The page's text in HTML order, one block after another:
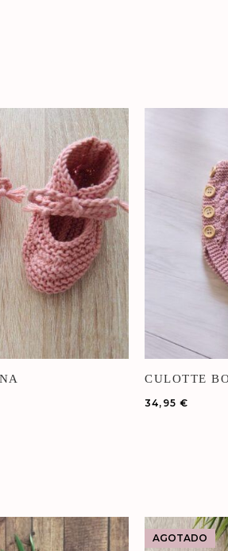
CULOTTE
34,95€
AGOTADO